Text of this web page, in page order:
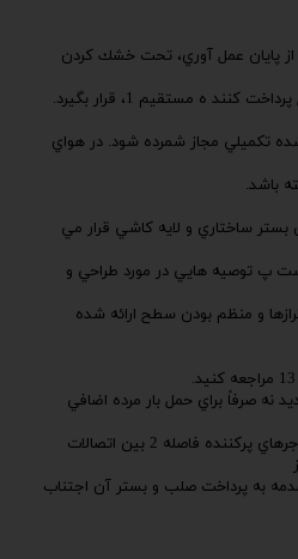
پايان عمل آوري، تحت خشك كردن
هفته قبل از كاربرد اندود يا محصول پرداخت كنند ه مستقيم 1، قرار بگيرد.
تكميلي مجاز شمرده شود. در هواي
باشد.
بستر ساختاري و لايه كاشي قرار مي
پ توصيه هايي در مورد طراحي و
و منظم بودن سطح ارائه شده
نه صرفاً براي حمل بار مرده اضافي
طراحي شوند. توصيه مي شود كه آجرهاي پركننده فاصله 2 بين اتصالات
به پرداخت صلب و بستر آن اجتناب